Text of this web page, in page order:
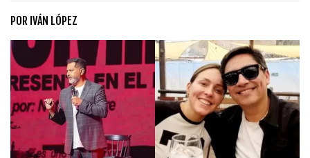
POR IVÁN LÓPEZ